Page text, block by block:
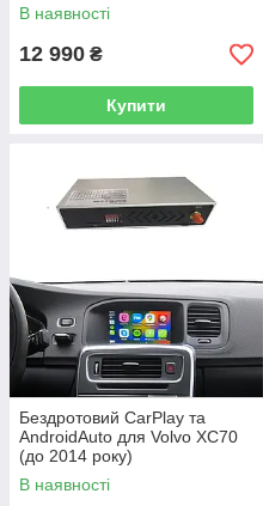
В наявності
12 990 ₴
Купити
Бездротовий CarPlay та
AndroidAuto для Volvo XC70
(до 2014 року)
В наявності